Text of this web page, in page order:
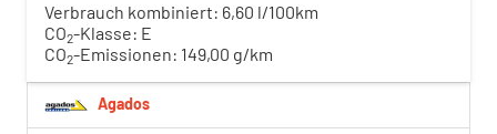
Verbrauch kombiniert: 6,60 l/100km
CO2-Klasse: E
CO2-Emissionen: 149,00 g/km
Agados